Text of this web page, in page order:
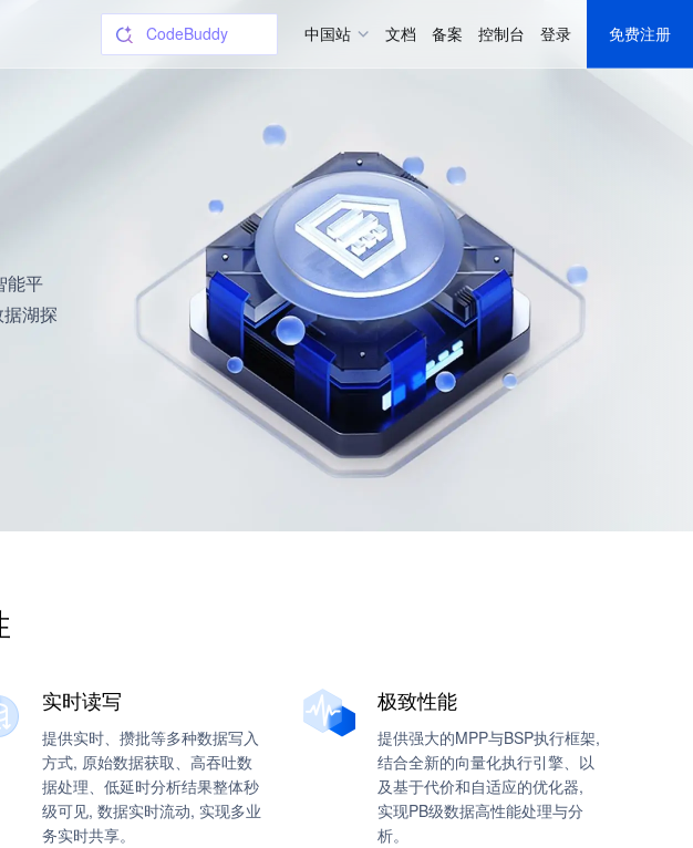
CodeBuddy
短信
域名
云服务器
WorkBuddy
TokenHub
对象存储
中国站 文档 备案 控制台 登录 免费注册
能平
湖探
实时读写
提供实时、攒批等多种数据写入
方式, 原始数据获取、高吞吐数
据处理、低延时分析结果整体秒
级可见, 数据实时流动, 实现多业
务实时共享。
极致性能
提供强大的MPP与BSP执行框架,
结合全新的向量化执行引擎、以
及基于代价和自适应的优化器,
实现PB级数据高性能处理与分
析。